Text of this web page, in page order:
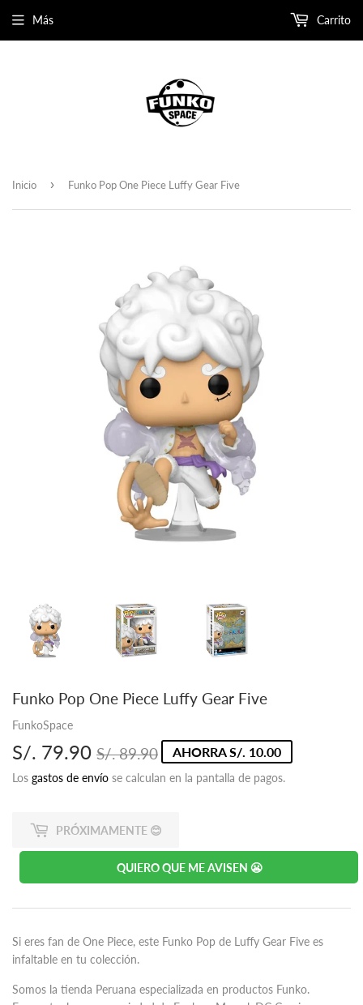
Más Carrito
Inicio › Funko Pop One Piece Luffy Gear Five
Funko Pop One Piece Luffy Gear Five
FunkoSpace
S/. 79.90 S/. 89.90
Precio
habitual
S/.
89.90
Precio
de
S/.
79.90
AHORRA S/. 10.00
Los gastos de envío se calculan en la pantalla de pagos.
PRÓXIMAMENTE 😊
QUIERO QUE ME AVISEN 😬
Si eres fan de One Piece, este Funko Pop de Luffy Gear Five es
infaltable en tu colección.
Somos la tienda Peruana especializada en productos Funko.